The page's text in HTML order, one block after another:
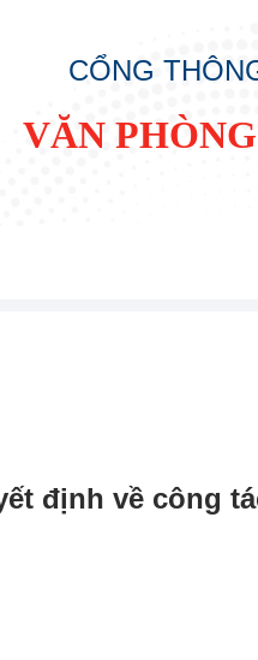
CỔNG
VĂN
định về công